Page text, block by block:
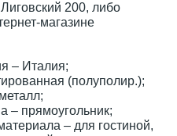
200, либо
магазине
– Италия;
(полуполир.);
– прямоугольник;
– для гостиной,